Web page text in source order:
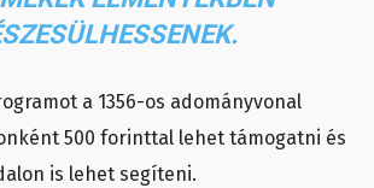
a 1356-os adományvonal
500 forinttal lehet támogatni és
is lehet segíteni.